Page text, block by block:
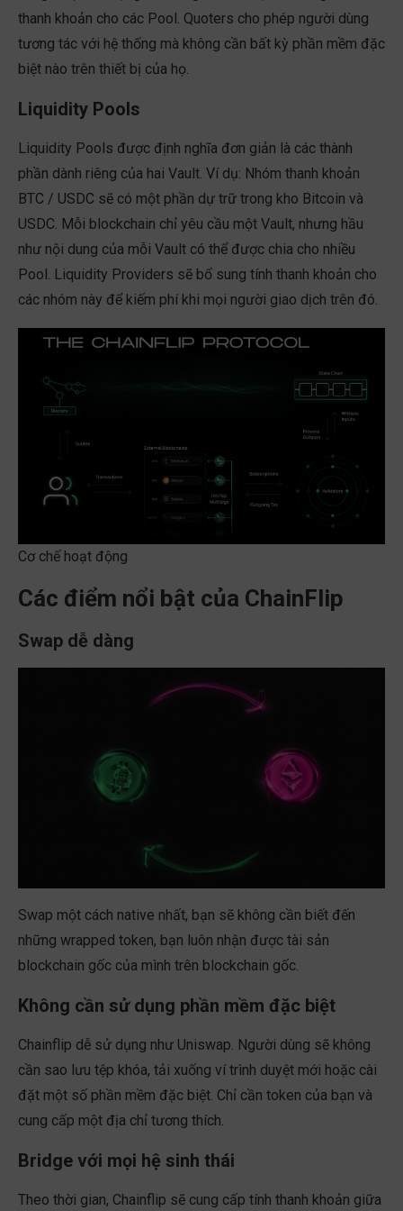
thanh khoản cho các Pool. Quoters cho phép người dùng
tương tác với hệ thống mà không cần bất kỳ phần mềm đặc
biệt nào trên thiết bị của họ.
Liquidity Pools
Liquidity Pools được định nghĩa đơn giản là các thành
phần dành riêng của hai Vault. Ví dụ: Nhóm thanh khoản
BTC / USDC sẽ có một phần dự trữ trong kho Bitcoin và
USDC. Mỗi blockchain chỉ yêu cầu một Vault, nhưng hầu
như nội dung của mỗi Vault có thể được chia cho nhiều
Pool. Liquidity Providers sẽ bổ sung tính thanh khoản cho
các nhóm này để kiếm phí khi mọi người giao dịch trên đó.
Cơ chế hoạt động
Các điểm nổi bật của ChainFlip
Swap dễ dàng
Swap một cách native nhất, bạn sẽ không cần biết đến
những wrapped token, bạn luôn nhận được tài sản
blockchain gốc của mình trên blockchain gốc.
Không cần sử dụng phần mềm đặc biệt
Chainflip dễ sử dụng như Uniswap. Người dùng sẽ không
cần sao lưu tệp khóa, tải xuống ví trình duyệt mới hoặc cài
đặt một số phần mềm đặc biệt. Chỉ cần token của bạn và
cung cấp một địa chỉ tương thích.
Bridge với mọi hệ sinh thái
Theo thời gian, Chainflip sẽ cung cấp tính thanh khoản giữa